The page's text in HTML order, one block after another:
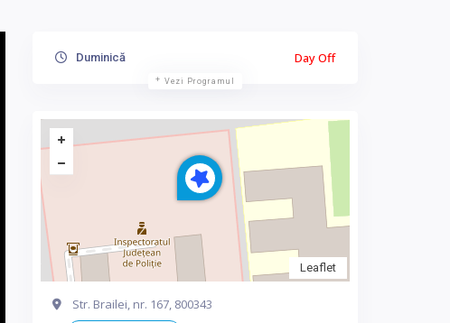
Duminică Day Off
Vezi Programul
Leaflet
Str. Brailei, nr. 167, 800343